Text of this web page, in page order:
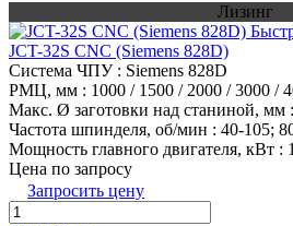
Лизинг
JCT-32S CNC (Siemens 828D)
Система ЧПУ: Siemens 828D
РМЦ, мм : 1000 / 1500 / 2000 / 3000 /
Макс. Ø заготовки над станиной, мм
Частота шпинделя, об/мин : 40-105;
Мощность главного двигателя, кВт :
Цена по запросу
Запросить цену